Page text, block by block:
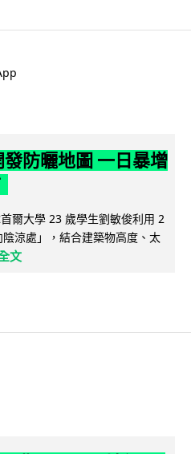
防曬地圖 一日暴增
爾大學 23 歲學生劉敏俊利用 2
涼處」，結合建築物高度、太
文